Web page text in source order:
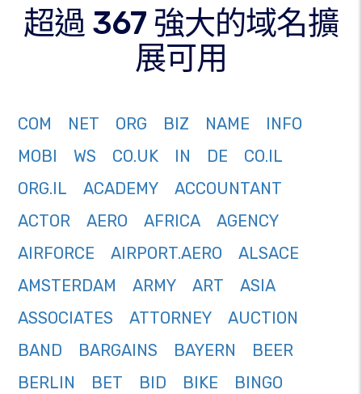
超過 367 強大的域名擴
展可用
COM NET ORG BIZ NAME
INFO
MOBI
WS CO.UK IN DE
CO.IL
ORG.IL
ACADEMY
ACCOUNTANT
ACTOR
AERO AFRICA
AGENCY
AIRFORCE
AIRPORT.AERO
ALSACE
AMSTERDAM
ARMY ART
ASIA
ASSOCIATES
ATTORNEY
AUCTION
BAND
BARGAINS BAYERN
BEER
BERLIN
BET BID BIKE
BINGO